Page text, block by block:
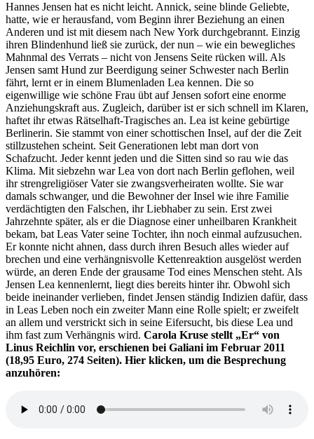
–
Blaue
Augen
Hannes Jensen hat es nicht leicht. Annick, seine blinde Geliebte,
hatte, wie er herausfand, vom Beginn ihrer Beziehung an einen
Anderen und ist mit diesem nach New York durchgebrannt. Einzig
ihren Blindenhund ließ sie zurück, der nun – wie ein bewegliches
Mahnmal des Verrats – nicht von Jensens Seite rücken will. Als
Jensen samt Hund zur Beerdigung seiner Schwester nach Berlin
fährt, lernt er in einem Blumenladen Lea kennen. Die so
eigenwillige wie schöne Frau übt auf Jensen sofort eine enorme
Anziehungskraft aus. Zugleich, darüber ist er sich schnell im Klaren,
haftet ihr etwas Rätselhaft-Tragisches an. Lea ist keine gebürtige
Berlinerin. Sie stammt von einer schottischen Insel, auf der die Zeit
stillzustehen scheint. Seit Generationen lebt man dort von
Schafzucht. Jeder kennt jeden und die Sitten sind so rau wie das
Klima. Mit siebzehn war Lea von dort nach Berlin geflohen, weil
ihr strengreligiöser Vater sie zwangsverheiraten wollte. Sie war
damals schwanger, und die Bewohner der Insel wie ihre Familie
verdächtigten den Falschen, ihr Liebhaber zu sein. Erst zwei
Jahrzehnte später, als er die Diagnose einer unheilbaren Krankheit
bekam, bat Leas Vater seine Tochter, ihn noch einmal aufzusuchen.
Er konnte nicht ahnen, dass durch ihren Besuch alles wieder auf
brechen und eine verhängnisvolle Kettenreaktion ausgelöst werden
würde, an deren Ende der grausame Tod eines Menschen steht. Als
Jensen Lea kennenlernt, liegt dies bereits hinter ihr. Obwohl sich
beide ineinander verlieben, findet Jensen ständig Indizien dafür, dass
in Leas Leben noch ein zweiter Mann eine Rolle spielt; er zweifelt
an allem und verstrickt sich in seine Eifersucht, bis diese Lea und
ihm fast zum Verhängnis wird. Carola Kruse stellt „Er“ von
Linus Reichlin vor, erschienen bei Galiani im Februar 2011
(18,95 Euro, 274 Seiten). Hier klicken, um die Besprechung
anzuhören: